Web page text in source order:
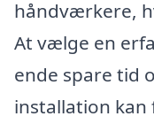
håndværkere,
At vælge en
ende spare tid
installation